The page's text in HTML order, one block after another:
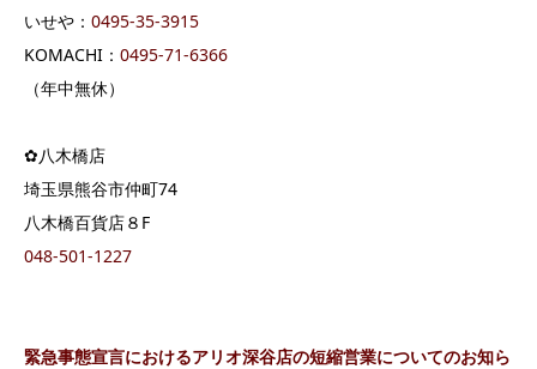
いせや： 0495-35-3915
KOMACHI： 0495-71-6366
（年中無休）
✿八木橋店
埼玉県熊谷市仲町74
八木橋百貨店８F
048-501-1227
緊急事態宣言におけるアリオ深谷店の短縮営業についてのお知ら